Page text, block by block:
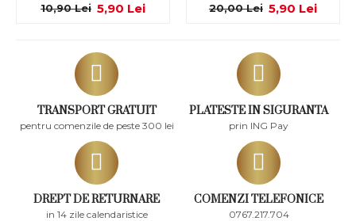
TRANSPORT GRATUIT
pentru comenzile de peste 300 lei
PLATESTE IN SIGURANTA
prin ING Pay
DREPT DE RETURNARE
in 14 zile calendaristice
COMENZI TELEFONICE
0767.217.704
5,90 Lei
10,90 Lei 5,90 Lei
20,00 Lei